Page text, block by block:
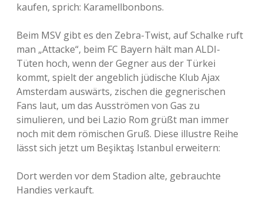
kaufen, sprich: Karamellbonbons.
Beim MSV gibt es den Zebra-Twist, auf Schalke ruft
man „Attacke“, beim FC Bayern hält man ALDI-
Tüten hoch, wenn der Gegner aus der Türkei
kommt, spielt der angeblich jüdische Klub Ajax
Amsterdam auswärts, zischen die gegnerischen
Fans laut, um das Ausströmen von Gas zu
simulieren, und bei Lazio Rom grüßt man immer
noch mit dem römischen Gruß. Diese illustre Reihe
lässt sich jetzt um Beşiktaş Istanbul erweitern:
Dort werden vor dem Stadion alte, gebrauchte
Handies verkauft.